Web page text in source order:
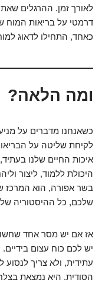
לאורך זמן. ההרגלים
דרמטי על בריאות המוח
כאחד, התחילו לדאוג
ומה הלאה?
כשאנחנו מדברים על
לקיחת שליטה על
איכות החיים שלנו
היכולת ללמוד, ליצור
בשר אפורה, הוא המרכז
שלכם, כל ההיסטוריה
אז אם יש מסר אחד
יש לכם כוח עצום
עתידית, ולא צריך
הסודית. היא נמצאת